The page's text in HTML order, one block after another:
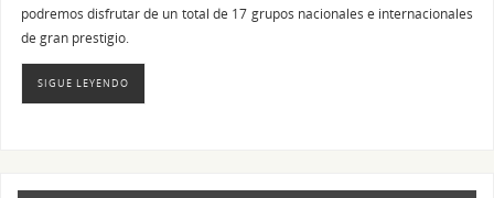
podremos disfrutar de un total de 17 grupos nacionales e internacionales
de gran prestigio.
SIGUE LEYENDO